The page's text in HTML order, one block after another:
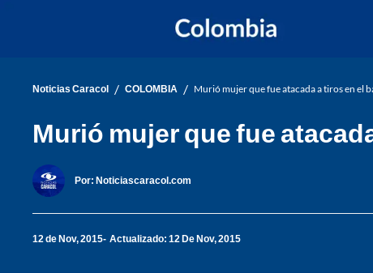
Noticias Caracol / COLOMBIA / Murió mujer que fue atacada a tiros en el
Murió mujer que fue
Por: Noticiascaracol.com
12 de Nov, 2015 Actualizado: 12 De Nov, 2015